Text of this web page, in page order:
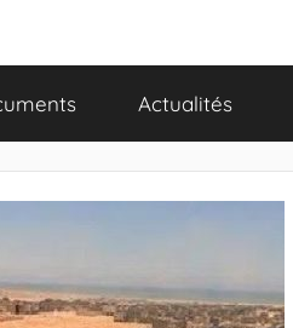
Actualités